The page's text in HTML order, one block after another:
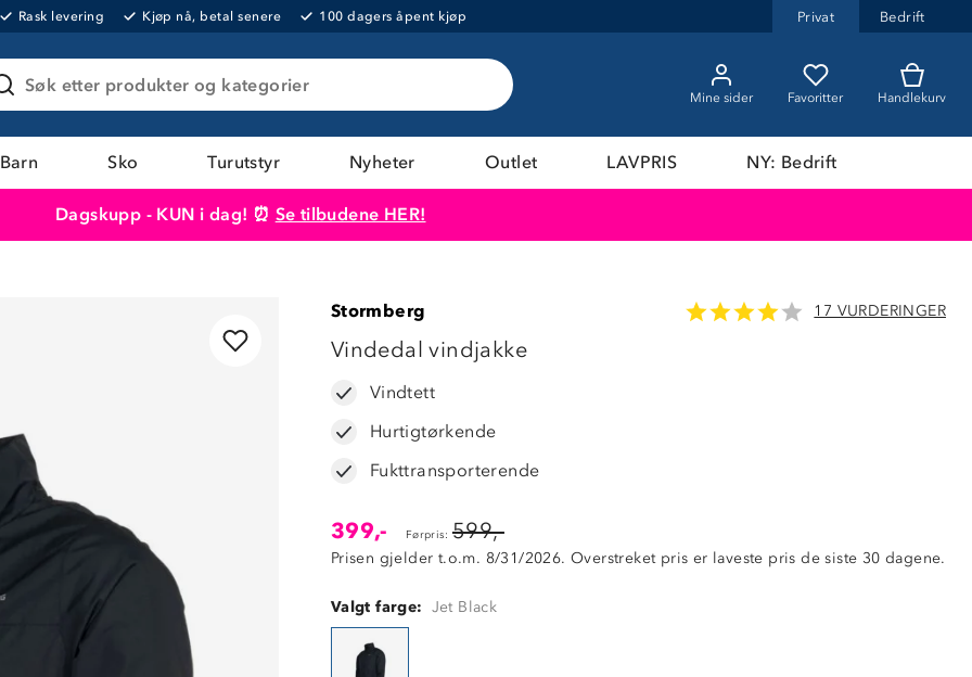
Rask levering Kjøp nå, betal senere 100 dagers åpent kjøp Privat Bedrift
Søk etter produkter og kategorier
Mine sider Favoritter Handlekurv
Barn Sko Turutstyr Nyheter Outlet LAVPRIS NY: Bedrift
Dagskupp - KUN i dag! ⏰ Se tilbudene HER!
Stormberg 17 VURDERINGER
Vindedal vindjakke
Vindtett
Hurtigtørkende
Fukttransporterende
399,- Førpris: 599,-
Prisen gjelder t.o.m. 8/31/2026. Overstreket pris er laveste pris de siste 30 dagene.
Valgt farge: Jet Black